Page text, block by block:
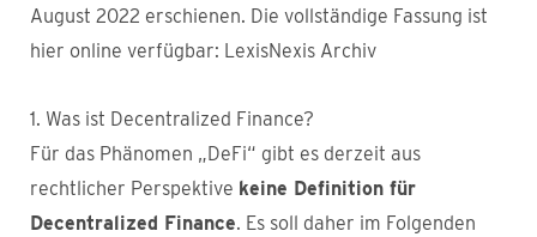
August 2022 erschienen. Die vollständige Fassung ist
hier online verfügbar: LexisNexis Archiv
1. Was ist Decentralized Finance?
Für das Phänomen „DeFi“ gibt es derzeit aus
rechtlicher Perspektive keine Definition für
Decentralized Finance. Es soll daher im Folgenden